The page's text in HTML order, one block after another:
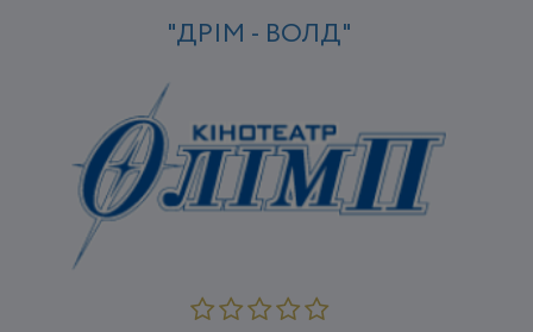
"ДРІМ - ВОЛД"